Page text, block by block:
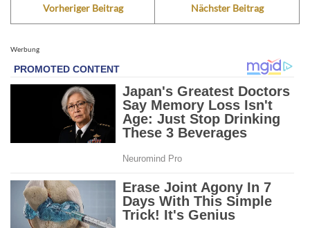
Vorheriger Beitrag Nächster Beitrag
Werbung